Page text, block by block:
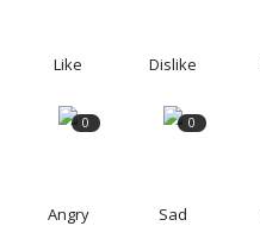
Like Dislike
0
Angry
0
Sad